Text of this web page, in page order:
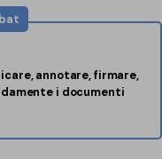
annotare, firmare,
i documenti